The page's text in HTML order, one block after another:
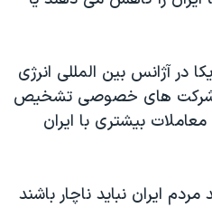
در آژانس بین المللی انرژی
شرکت های خصوصی تشخیص
بیشتری با ایران
ایران نباید ناچار باشند